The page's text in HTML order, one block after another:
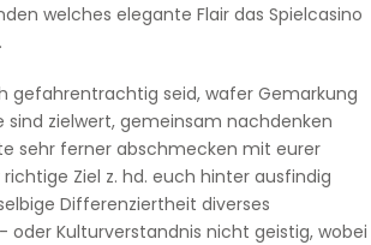
welches elegante Flair das Spielcasino
gefahrentrachtig seid, wafer Gemarkung
sind zielwert, gemeinsam nachdenken
sehr ferner abschmecken mit eurer
Ziel z. hd. euch hinter ausfindig
Differenziertheit diverses
oder Kulturverstandnis nicht geistig, wobei